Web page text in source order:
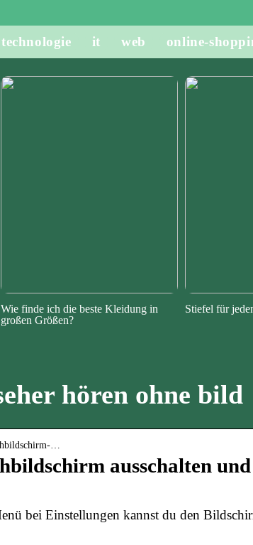
technologie it web online-
Wie finde ich die beste Kleidung in
großen Größen?
Stiefel für
hören ohne bild
…
ausschalten
bei Einstellungen kannst du den